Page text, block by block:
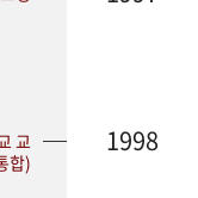
교
합)
1998